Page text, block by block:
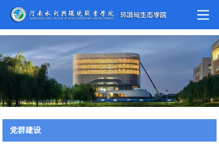
yl6809永利(集团)有限公司官网
党群建设